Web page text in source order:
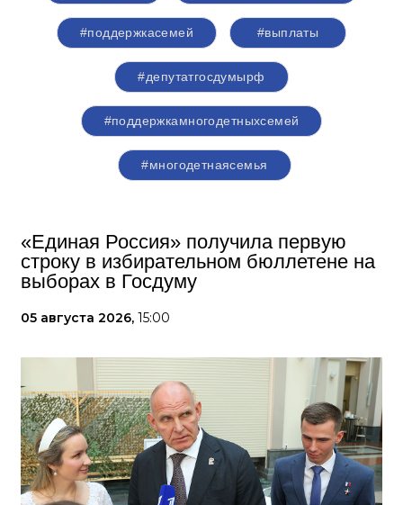
#поддержкасемей #выплаты
#депутатгосдумырф
#поддержкамногодетныхсемей
#многодетнаясемья
«Единая Россия» получила первую
строку в избирательном бюллетене на
выборах в Госдуму
05 августа 2026, 15:00